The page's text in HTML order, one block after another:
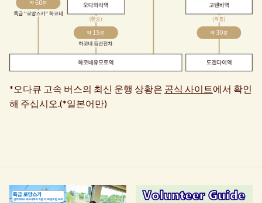
*오다큐 고속 버스의 최신 운행 상황은 공식 사이트에서 확인
해 주십시오.(*일본어만)